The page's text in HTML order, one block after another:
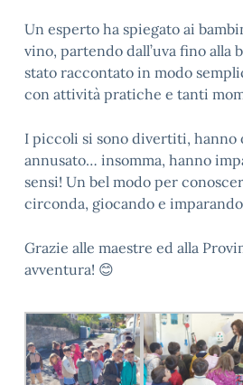
Un esperto ha spiegato ai
vino, partendo dall’uva fino alla
stato raccontato in modo
con attività pratiche e tanti
I piccoli si sono divertiti, hanno
annusato… insomma, hanno
sensi! Un bel modo per
circonda, giocando e
Grazie alle maestre ed alla
avventura! 😊